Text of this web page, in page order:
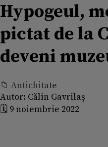
Hypogeul,
pictat de la
deveni
📁 Antichitate
Autor: Călin Gavrilaş
🗓️ 9 noiembrie 2022